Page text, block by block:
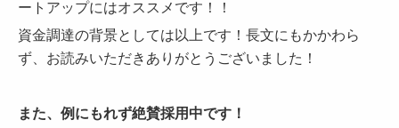
ートアップにはオススメです！！
資金調達の背景としては以上です！長文にもかかわら
ず、お読みいただきありがとうございました！
また、例にもれず絶賛採用中です！